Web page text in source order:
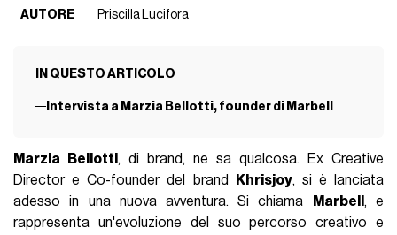
AUTORE
Priscilla Lucifora
IN QUESTO ARTICOLO
Intervista a Marzia Bellotti, founder di Marbell
Marzia Bellotti, di brand, ne sa qualcosa. Ex Creative
Director e Co-founder del brand
Khrisjoy, si è lanciata
adesso in una nuova avventura. Si chiama
Marbell , e
rappresenta un'evoluzione del suo percorso creativo e